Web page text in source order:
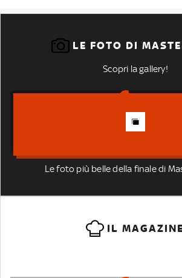
LE FOTO DI
Scopri la gallery!
Le foto più belle della finale di
IL MAGAZINE